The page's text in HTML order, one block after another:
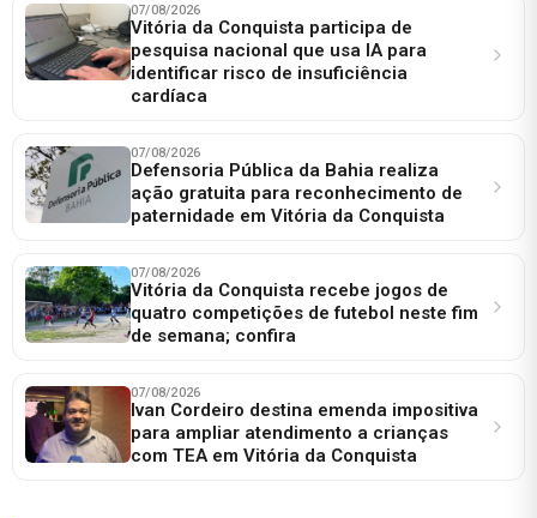
07/08/2026
Vitória da Conquista participa de
pesquisa nacional que usa IA para
identificar risco de insuficiência
cardíaca
07/08/2026
Defensoria Pública da Bahia realiza
ação gratuita para reconhecimento de
paternidade em Vitória da Conquista
07/08/2026
Vitória da Conquista recebe jogos de
quatro competições de futebol neste fim
de semana; confira
07/08/2026
Ivan Cordeiro destina emenda impositiva
para ampliar atendimento a crianças
com TEA em Vitória da Conquista